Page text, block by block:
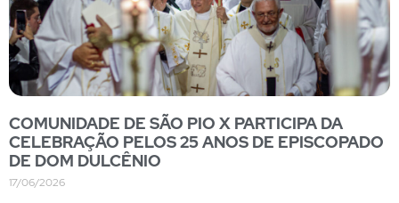
COMUNIDADE DE SÃO PIO X PARTICIPA DA
CELEBRAÇÃO PELOS 25 ANOS DE EPISCOPADO
DE DOM DULCÊNIO
17/06/2026